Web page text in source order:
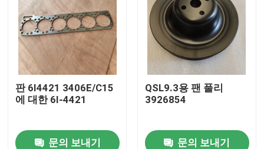
판 6I4421 3406E/C15
에 대한 6I-4421
문의 보내기
QSL9.3용 팬 풀리
3926854
문의 보내기